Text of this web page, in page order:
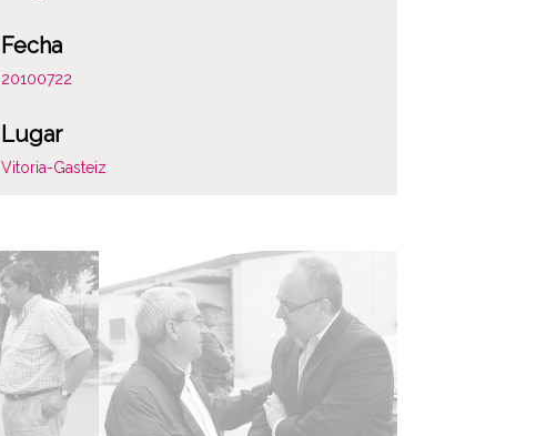
Fecha
20100722
Lugar
Vitoria-Gasteiz
CC BY-NC-SA 4.0
Identificador
ES.01059.ATHA.DIP.OD.28667-28734